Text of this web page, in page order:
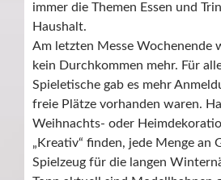
immer die Themen Essen und
Haushalt.
Am letzten Messe Wochenende
kein Durchkommen mehr. Für
Spieletische gab es mehr
freie Plätze vorhanden waren.
Weihnachts- oder
„Kreativ“ finden, jede Menge an
Spielzeug für die langen